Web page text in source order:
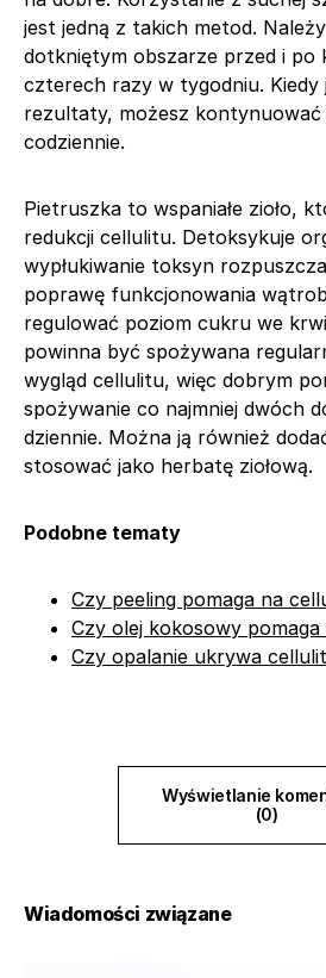
jest jedną z takich metod.
dotkniętym obszarze przed i po
czterech razy w tygodniu. Kiedy
rezultaty, możesz kontynuować
codziennie.
Pietruszka to wspaniałe zioło,
redukcji cellulitu. Detoksykuje
wypłukiwanie toksyn
poprawę funkcjonowania
regulować poziom cukru we
powinna być spożywana
wygląd cellulitu, więc dobrym
spożywanie co najmniej dwóch
dziennie. Można ją również
stosować jako herbatę ziołową.
Podobne tematy
Czy peeling pomaga na
Czy olej kokosowy
Czy opalanie ukrywa
Wyświetlanie
(0)
Wiadomości związane